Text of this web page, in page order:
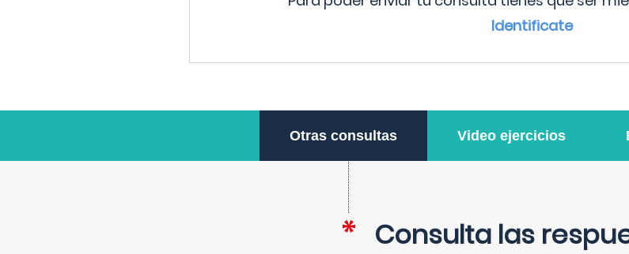
Identificate
Otras consultas Video ejercicios
Consulta las